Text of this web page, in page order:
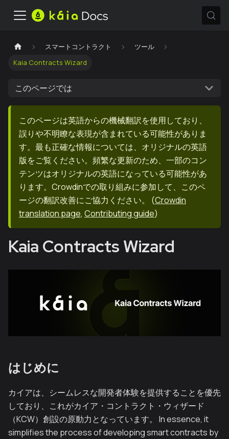
スマートコントラクト
ツール
Kaia Contracts Wizard
このページでは
このページは英語からの機械翻訳を使用しており、
誤りや不明瞭な表現が含まれている可能性がありま
す。最も正確な情報については、オリジナルの英語
版をご覧ください。頻繁な更新のため、一部のコン
テンツはオリジナルの英語になっている可能性があ
ります。Crowdinでの取り組みに参加して、このペ
ージの翻訳改善にご協力ください。
(Crowdin
translation page, Contributing guide)
Kaia Contracts Wizard
はじめに
カイアは、シームレスな開発者体験を提供することを優先
しており、これがカイア・コントラクト・ウィザード
（KCW）創設の原動力となっています。 In essence, it
simplifies the process of developing smart contracts by